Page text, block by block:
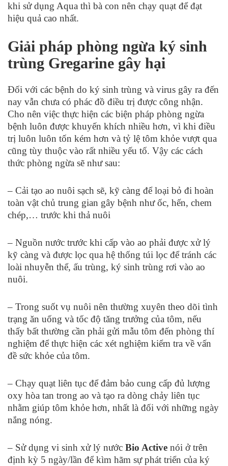
khi sử dụng Aqua thì bà con nên chạy quạt để đạt
hiệu quả cao nhất.
Giải pháp phòng ngừa ký sinh
trùng Gregarine gây hại
Đối với các bệnh do ký sinh trùng và virus gây ra đến
nay vẫn chưa có phác đồ điều trị được công nhận.
Cho nên việc thực hiện các biện pháp phòng ngừa
bệnh luôn được khuyến khích nhiều hơn, vì khi điều
trị luôn luôn tốn kém hơn và tỷ lệ tôm khỏe vượt qua
cũng tùy thuộc vào rất nhiều yếu tố. Vậy các cách
thức phòng ngừa sẽ như sau:
– Cải tạo ao nuôi sạch sẽ, kỹ càng để loại bỏ đi hoàn
toàn vật chủ trung gian gây bệnh như ốc, hến, chem
chép,… trước khi thả nuôi
– Nguồn nước trước khi cấp vào ao phải được xử lý
kỹ càng và được lọc qua hệ thống túi lọc để tránh các
loài nhuyễn thể, ấu trùng, ký sinh trùng rơi vào ao
nuôi.
– Trong suốt vụ nuôi nên thường xuyên theo dõi tình
trạng ăn uống và tốc độ tăng trưởng của tôm, nếu
thấy bất thường cần phải gửi mẫu tôm đến phòng thí
nghiệm để thực hiện các xét nghiệm kiểm tra về vấn
đề sức khỏe của tôm.
– Chạy quạt liên tục để đảm bảo cung cấp đủ lượng
oxy hòa tan trong ao và tạo ra dòng chảy liên tục
nhằm giúp tôm khỏe hơn, nhất là đối với những ngày
nắng nóng.
– Sử dụng vi sinh xử lý nước Bio Active nói ở trên
định kỳ 5 ngày/lần để kìm hãm sự phát triển của ký